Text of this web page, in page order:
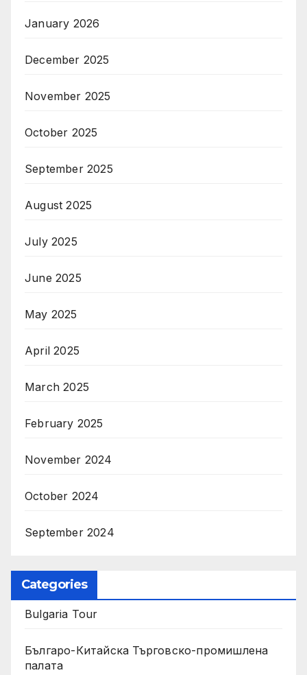
January 2026
December 2025
November 2025
October 2025
September 2025
August 2025
July 2025
June 2025
May 2025
April 2025
March 2025
February 2025
November 2024
October 2024
September 2024
Categories
Bulgaria Tour
Българо-Китайска Търговско-промишлена
палaта